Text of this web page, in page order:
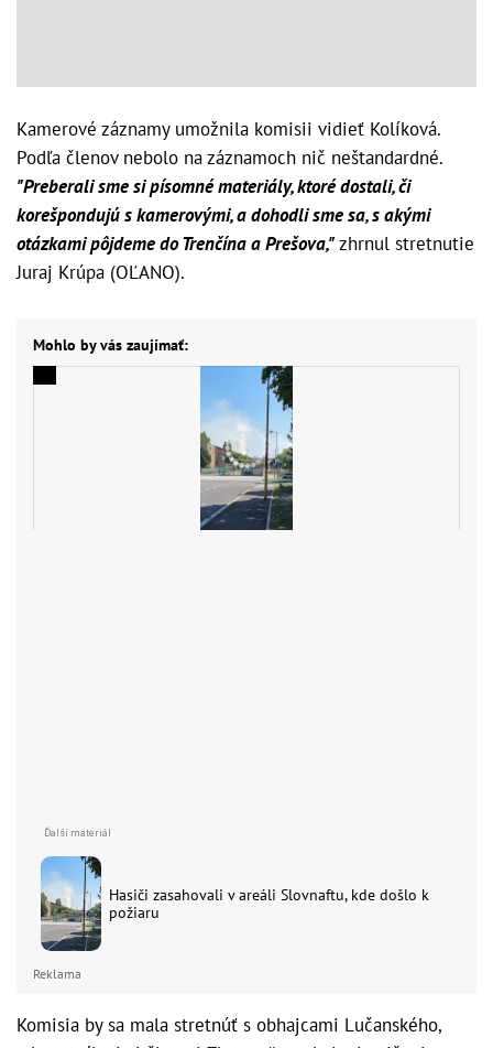
Kamerové záznamy umožnila komisii vidieť Kolíková.
Podľa členov nebolo na záznamoch nič neštandardné.
"Preberali sme si písomné materiály, ktoré dostali, či
korešpondujú s kamerovými, a dohodli sme sa, s akými
otázkami pôjdeme do Trenčína a Prešova,"zhrnul stretnutie
Juraj Krúpa (OĽANO).
Mohlo by vás zaujímať:
Hasiči zasahovali v areáli Slovnaftu, kde došlo k
požiaru
Reklama
Komisia by sa mala stretnúť s obhajcami Lučanského,